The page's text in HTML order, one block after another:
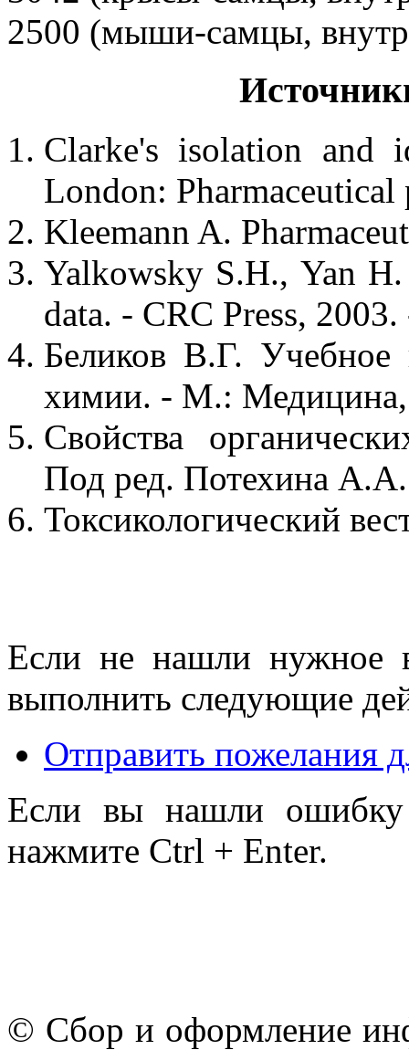
2500 (мыши-самцы,
Clarke's isolation and
London:
Kleemann A.
Yalkowsky S.H., Yan
data. - CRC Press,
Беликов В.Г. Учебное
химии. - М.:
Свойства
Под ред. Потехина
Токсикологический
Если не нашли нужное
выполнить следующие
Отправить пожелания
Если вы нашли ошибку
нажмите Ctrl + Enter.
© Сбор и оформление